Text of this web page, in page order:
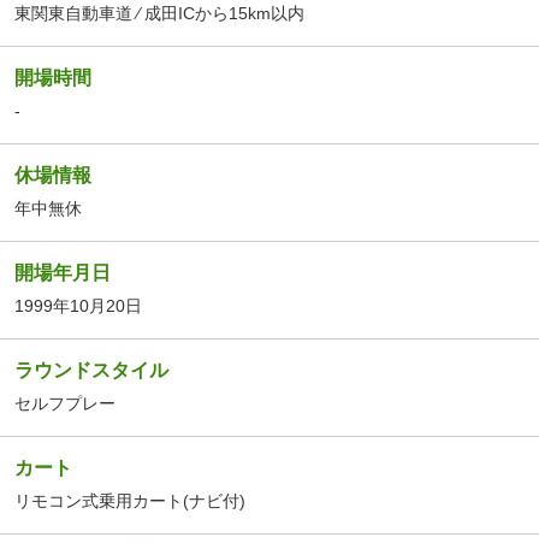
東関東自動車道 ⁄ 成田ICから15km以内
開場時間
-
休場情報
年中無休
開場年月日
1999年10月20日
ラウンドスタイル
セルフプレー
カート
リモコン式乗用カート(ナビ付)